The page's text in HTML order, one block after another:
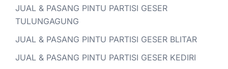
JUAL & PASANG PINTU PARTISI GESER
TULUNGAGUNG
JUAL & PASANG PINTU PARTISI GESER BLITAR
JUAL & PASANG PINTU PARTISI GESER KEDIRI